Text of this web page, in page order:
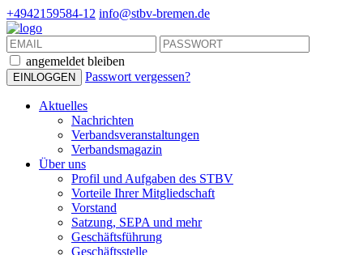
+4942159584-12 info@stbv-bremen.de
angemeldet bleiben
Passwort vergessen?
Aktuelles
Nachrichten
Verbandsveranstaltungen
Verbandsmagazin
Über uns
Profil und Aufgaben des STBV
Vorteile Ihrer Mitgliedschaft
Vorstand
Satzung, SEPA und mehr
Geschäftsführung
Geschäftsstelle